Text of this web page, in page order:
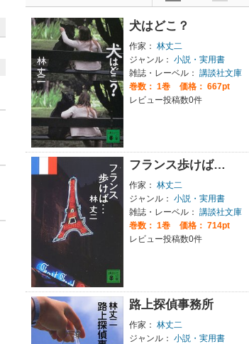
犬はどこ？
作家： 林丈二
ジャンル： 小説・実用書
雑誌・レーベル： 講談社文庫
巻数： 1巻
価格： 667pt
レビュー投稿数0件
フランス歩けば…
作家： 林丈二
ジャンル： 小説・実用書
雑誌・レーベル： 講談社文庫
巻数： 1巻
価格： 714pt
レビュー投稿数0件
路上探偵事務所
作家： 林丈二
ジャンル： 小説・実用書